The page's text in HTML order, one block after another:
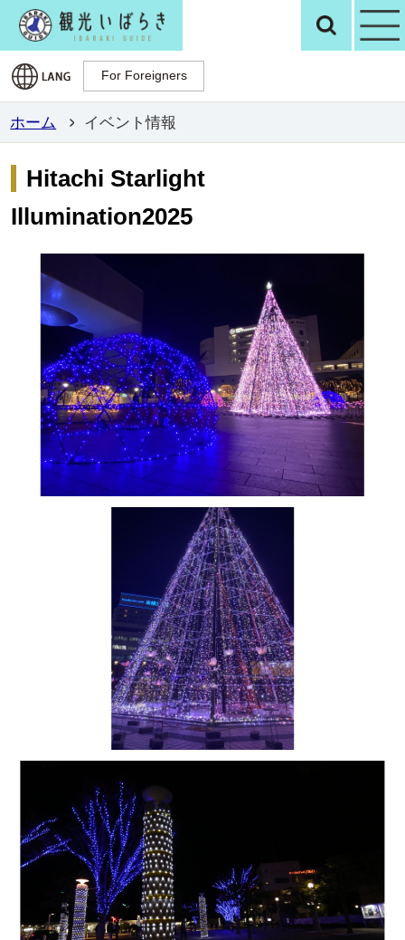
観光いばらき検
For Foreigners
For Foreigners
ホーム イベント情報
Hitachi Starlight
Illumination2025